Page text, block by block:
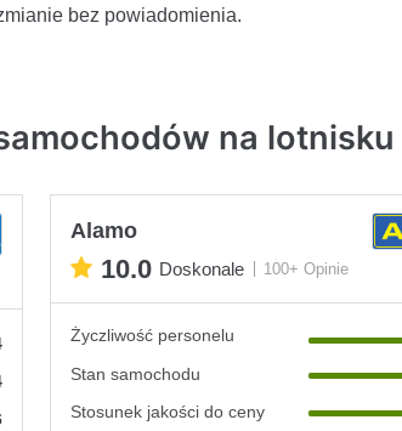
bez powiadomienia.
na
Alamo
10.0 Doskonale 100+ Opinie
Życzliwość personelu
Stan samochodu
Stosunek jakości do ceny